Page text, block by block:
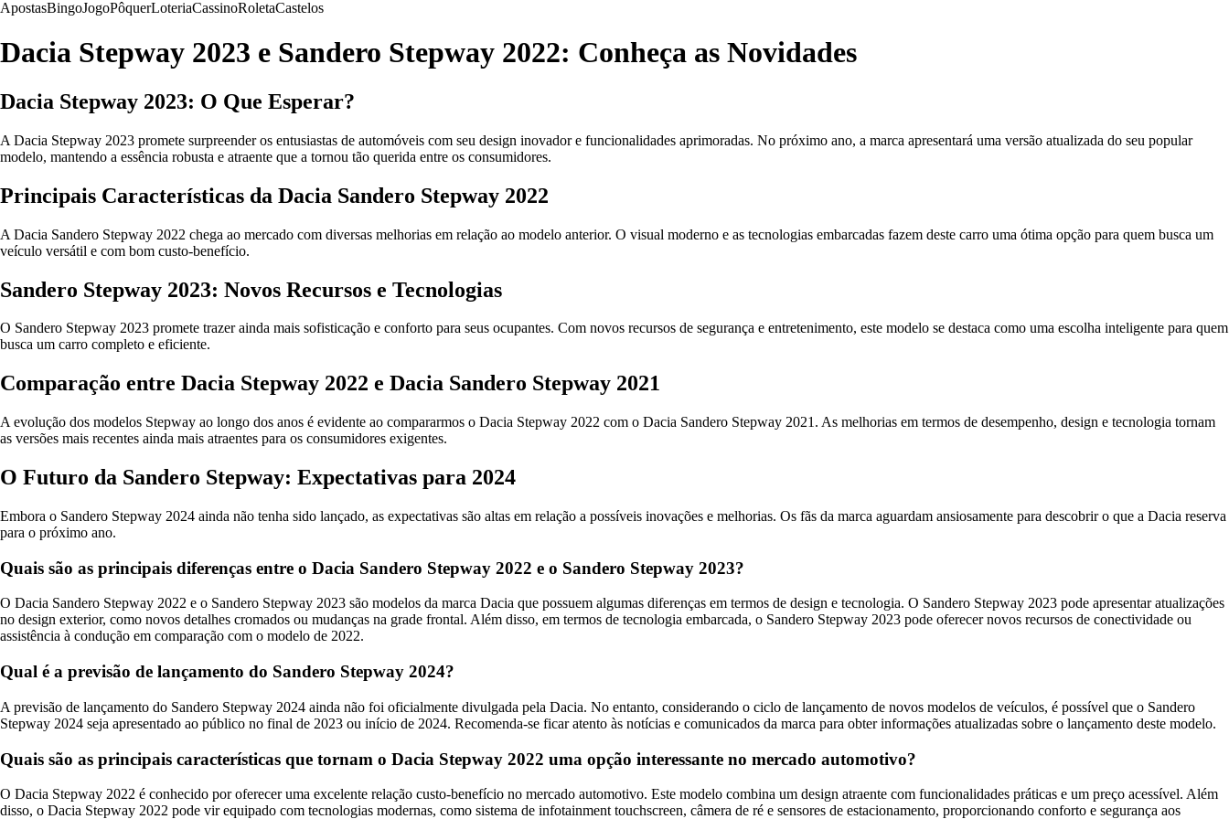
ApostasBingoJogoPôquerLoteriaCassinoRoletaCastelos
Dacia Stepway 2023 e Sandero Stepway 2022: Conheça as Novidades
Dacia Stepway 2023: O Que Esperar?
A Dacia Stepway 2023 promete surpreender os entusiastas de automóveis com seu design inovador e funcionalidades aprimoradas. No próximo ano, a marca apresentará uma versão atualizada do seu popular
modelo, mantendo a essência robusta e atraente que a tornou tão querida entre os consumidores.
Principais Características da Dacia Sandero Stepway 2022
A Dacia Sandero Stepway 2022 chega ao mercado com diversas melhorias em relação ao modelo anterior. O visual moderno e as tecnologias embarcadas fazem deste carro uma ótima opção para quem busca um
veículo versátil e com bom custo-benefício.
Sandero Stepway 2023: Novos Recursos e Tecnologias
O Sandero Stepway 2023 promete trazer ainda mais sofisticação e conforto para seus ocupantes. Com novos recursos de segurança e entretenimento, este modelo se destaca como uma escolha inteligente para quem
busca um carro completo e eficiente.
Comparação entre Dacia Stepway 2022 e Dacia Sandero Stepway 2021
A evolução dos modelos Stepway ao longo dos anos é evidente ao compararmos o Dacia Stepway 2022 com o Dacia Sandero Stepway 2021. As melhorias em termos de desempenho, design e tecnologia tornam
as versões mais recentes ainda mais atraentes para os consumidores exigentes.
O Futuro da Sandero Stepway: Expectativas para 2024
Embora o Sandero Stepway 2024 ainda não tenha sido lançado, as expectativas são altas em relação a possíveis inovações e melhorias. Os fãs da marca aguardam ansiosamente para descobrir o que a Dacia reserva
para o próximo ano.
Quais são as principais diferenças entre o Dacia Sandero Stepway 2022 e o Sandero Stepway 2023?
O Dacia Sandero Stepway 2022 e o Sandero Stepway 2023 são modelos da marca Dacia que possuem algumas diferenças em termos de design e tecnologia. O Sandero Stepway 2023 pode apresentar atualizações
no design exterior, como novos detalhes cromados ou mudanças na grade frontal. Além disso, em termos de tecnologia embarcada, o Sandero Stepway 2023 pode oferecer novos recursos de conectividade ou
assistência à condução em comparação com o modelo de 2022.
Qual é a previsão de lançamento do Sandero Stepway 2024?
A previsão de lançamento do Sandero Stepway 2024 ainda não foi oficialmente divulgada pela Dacia. No entanto, considerando o ciclo de lançamento de novos modelos de veículos, é possível que o Sandero
Stepway 2024 seja apresentado ao público no final de 2023 ou início de 2024. Recomenda-se ficar atento às notícias e comunicados da marca para obter informações atualizadas sobre o lançamento deste modelo.
Quais são as principais características que tornam o Dacia Stepway 2022 uma opção interessante no mercado automotivo?
O Dacia Stepway 2022 é conhecido por oferecer uma excelente relação custo-benefício no mercado automotivo. Este modelo combina um design atraente com funcionalidades práticas e um preço acessível. Além
disso, o Dacia Stepway 2022 pode vir equipado com tecnologias modernas, como sistema de infotainment touchscreen, câmera de ré e sensores de estacionamento, proporcionando conforto e segurança aos